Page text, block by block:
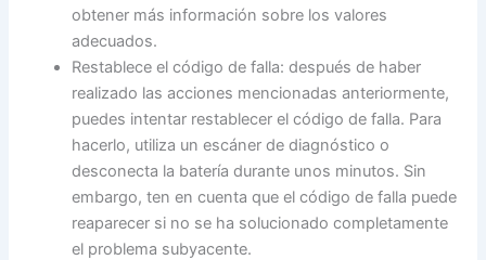
obtener más información sobre los valores
adecuados.
Restablece el código de falla: después de haber
realizado las acciones mencionadas anteriormente,
puedes intentar restablecer el código de falla. Para
hacerlo, utiliza un escáner de diagnóstico o
desconecta la batería durante unos minutos. Sin
embargo, ten en cuenta que el código de falla puede
reaparecer si no se ha solucionado completamente
el problema subyacente.